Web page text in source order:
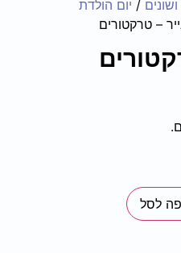
/ יום הולדת
– טרקטורים
לסל